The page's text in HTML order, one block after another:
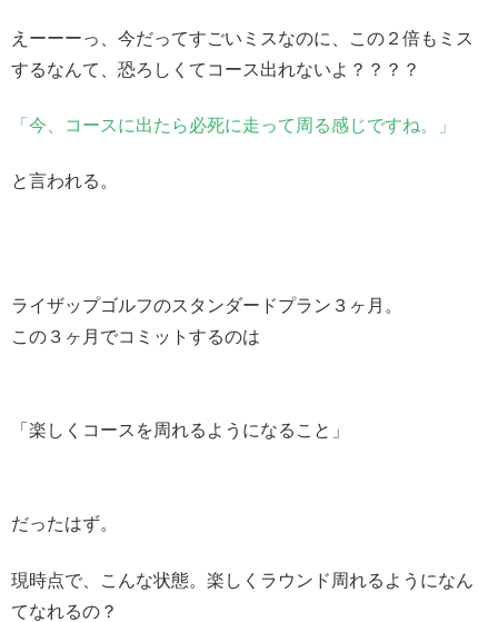
えーーーっ、今だってすごいミスなのに、この２倍もミス
するなんて、恐ろしくてコース出れないよ？？？？
「今、コースに出たら必死に走って周る感じですね。」
と言われる。
ライザップゴルフのスタンダードプラン３ヶ月。
この３ヶ月でコミットするのは
「 楽しくコースを周れるようになること」
だったはず。
現時点で、こんな状態。楽しくラウンド周れるようになん
てなれるの？